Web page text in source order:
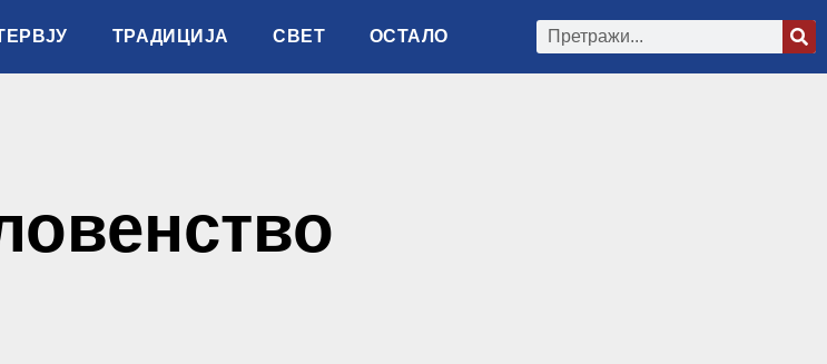
ТРАДИЦИЈА СВЕТ ОСТАЛО